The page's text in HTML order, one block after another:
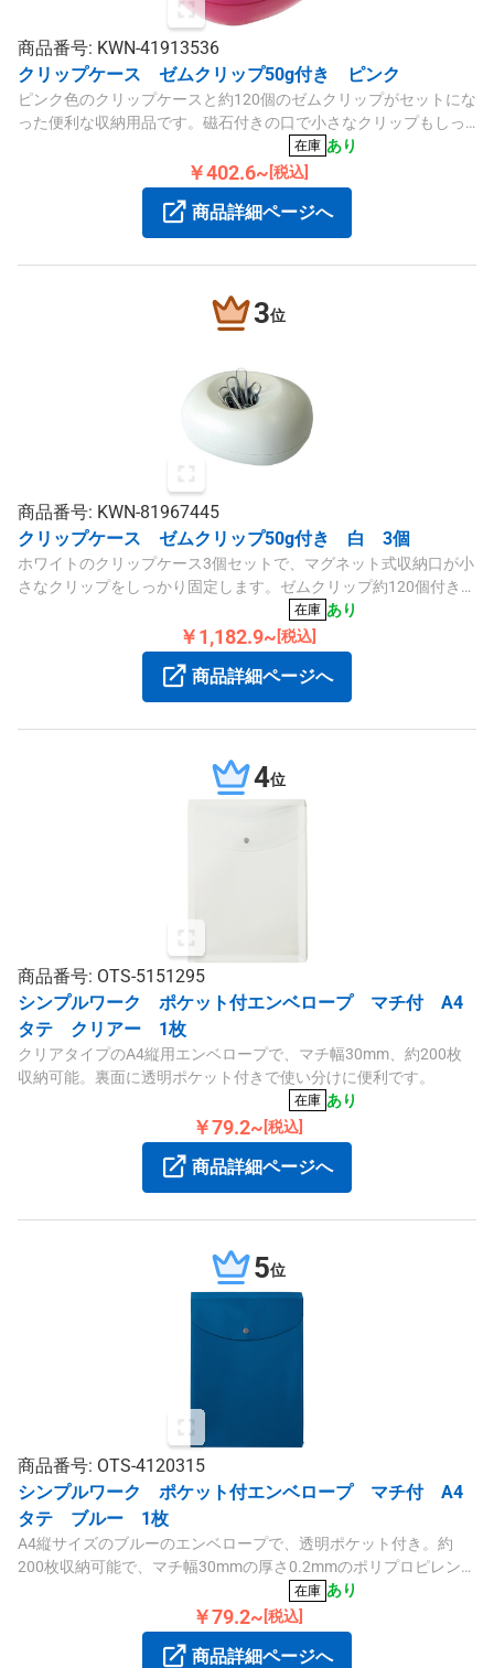
商品番号: KWN-41913536
クリップケース ゼムクリップ50g付き ピンク
ピンク色のクリップケースと約120個のゼムクリップがセットにな
った便利な収納用品です。磁石付きの口で小さなクリップもしっ
かり固定し、コンパクトなサイズ（76×62×40mm）で持ち運びや
在庫 あり
￥402.6~ [税込]
商品詳細ページへ
3位
商品番号: KWN-81967445
クリップケース ゼムクリップ50g付き 白 3個
ホワイトのクリップケース3個セットで、マグネット式収納口が小
さなクリップをしっかり固定します。ゼムクリップ約120個付きで
在庫 あり
￥1,182.9~ [税込]
商品詳細ページへ
4位
商品番号: OTS-5151295
シンプルワーク ポケット付エンベロープ マチ付 A4
タテ クリアー 1枚
クリアタイプのA4縦用エンベロープで、マチ幅30mm、約200枚
収納可能。裏面に透明ポケット付きで使い分けに便利です。
在庫 あり
￥79.2~[税込]
商品詳細ページへ
5位
商品番号: OTS-4120315
シンプルワーク ポケット付エンベロープ マチ付 A4
タテ ブルー 1枚
A4縦サイズのブルーのエンベロープで、透明ポケット付き。約
200枚収納可能で、マチ幅30mmの厚さ0.2mmのポリプロピレン製
在庫 あり
￥79.2~ [税込]
商品詳細ページへ